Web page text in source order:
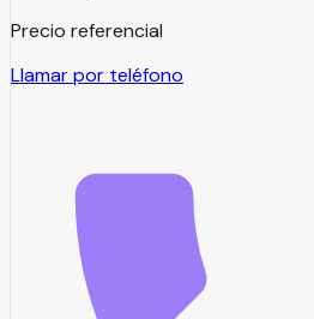
Precio referencial
Llamar por teléfono